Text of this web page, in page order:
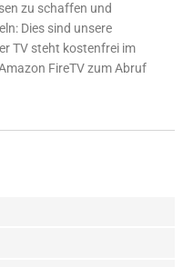
zu schaffen und
Dies sind unsere
TV steht kostenfrei im
FireTV zum Abruf